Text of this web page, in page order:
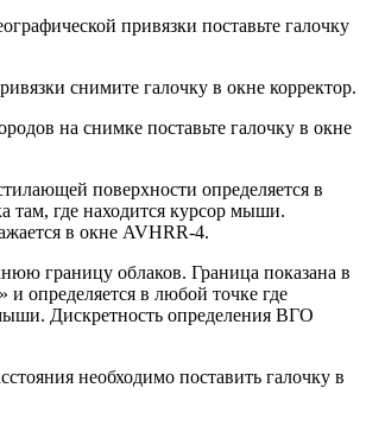
привязки поставьте галочку
снимите галочку в окне корректор.
на снимке поставьте галочку в окне
поверхности определяется в
там, где находится курсор мыши.
в окне AVHRR-4.
границу облаков. Граница показана в
определяется в любой точке где
Дискретность определения ВГО
необходимо поставить галочку в